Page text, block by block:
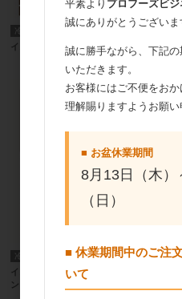
イズム ISMクロワッサンシート500
取寄商品
イズム フランス産発酵バタークロワッサ
ンシート
平素より プロフーズビジ
誠にありがとうございま
誠に勝手ながら、下記
いただきます。
お客様にはご不便をお
理解賜りますようお願い
■ お盆休業期間
8月13日（木）
（日）
■ 休業期間中のご注
いて